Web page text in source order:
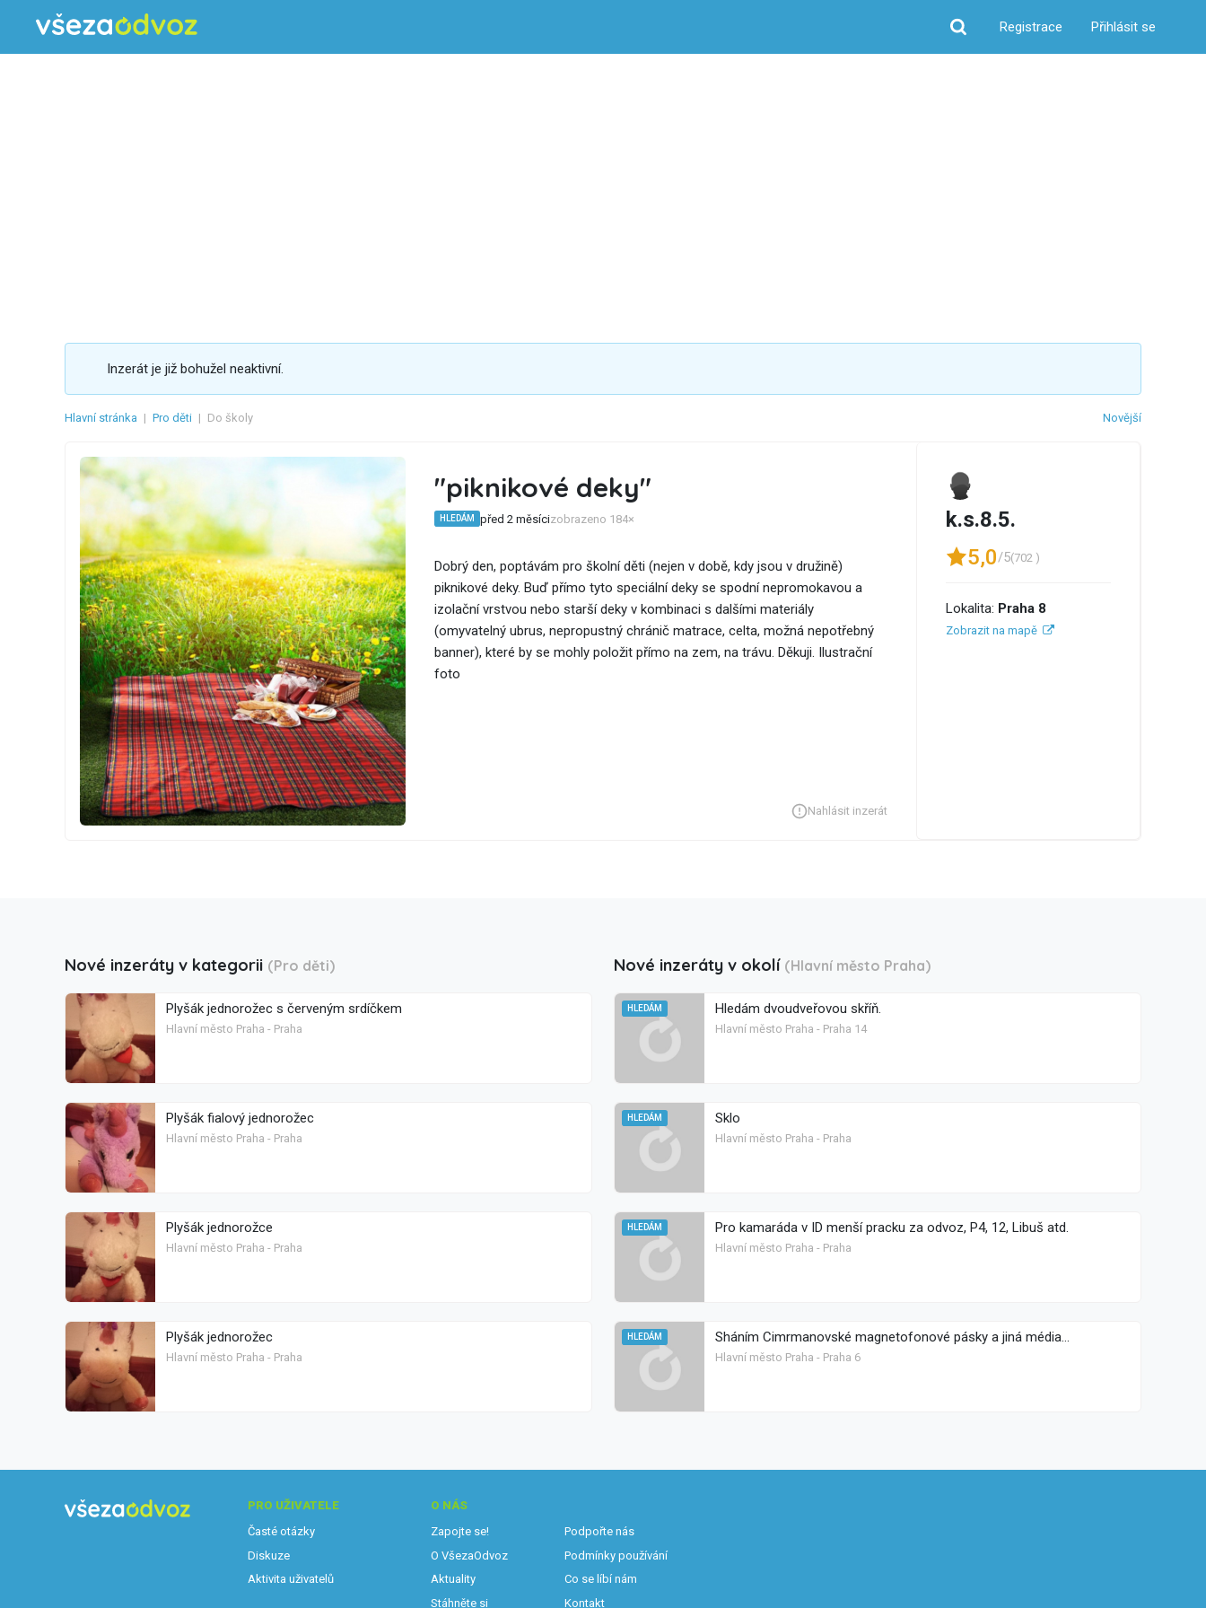
Hledat
Registrace Přihlásit se
Inzerát je již bohužel neaktivní.
Hlavní stránka | Pro děti | Do školy Novější
"piknikové deky"
HLEDÁM před 2 měsícizobrazeno 184×
Dobrý den, poptávám pro školní děti (nejen v době, kdy jsou v družině)
piknikové deky. Buď přímo tyto speciální deky se spodní nepromokavou a
izolační vrstvou nebo starší deky v kombinaci s dalšími materiály
(omyvatelný ubrus, nepropustný chránič matrace, celta, možná nepotřebný
banner), které by se mohly položit přímo na zem, na trávu. Děkuji. Ilustrační
foto
Nahlásit inzerát
k.s.8.5.
5,0/5(702 )
Lokalita: Praha 8
Zobrazit na mapě
Nové inzeráty v kategorii (Pro děti)
Plyšák jednorožec s červeným srdíčkem
Hlavní město Praha - Praha
Plyšák fialový jednorožec
Hlavní město Praha - Praha
Plyšák jednorožce
Hlavní město Praha - Praha
Plyšák jednorožec
Hlavní město Praha - Praha
Nové inzeráty v okolí (Hlavní město Praha)
HLEDÁM Hledám dvoudveřovou skříň.
Hlavní město Praha - Praha 14
HLEDÁM Sklo
Hlavní město Praha - Praha
HLEDÁM Pro kamaráda v ID menší pracku za odvoz, P4, 12, Libuš atd.
Hlavní město Praha - Praha
HLEDÁM Sháním Cimrmanovské magnetofonové pásky a jiná média...
Hlavní město Praha - Praha 6
PRO UŽIVATELE
Časté otázky
Diskuze
Aktivita uživatelů
O NÁS
Zapojte se!
O VšezaOdvoz
Aktuality
Stáhněte si
Podpořte nás
Podmínky používání
Co se líbí nám
Kontakt